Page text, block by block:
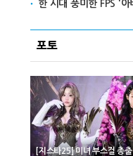
포토
[지스타25] 미녀 부스걸 총출